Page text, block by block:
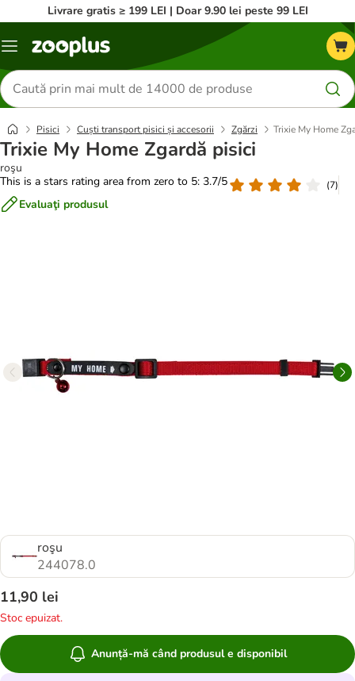
Livrare gratis ≥ 199 LEI | Doar 9.90 lei peste 99 LEI
Categorii
Căutare
produse
Pisici Cuști transport pisici și accesorii Zgărzi Trixie My Home
Trixie My Home Zgardă pisici
roşu
This is a stars rating area from zero to 5: 3.7/5
(7)
Evaluaţi produsul
roşu
244078.0
11,90 lei
Stoc epuizat.
Anunță-mă când produsul e disponibil